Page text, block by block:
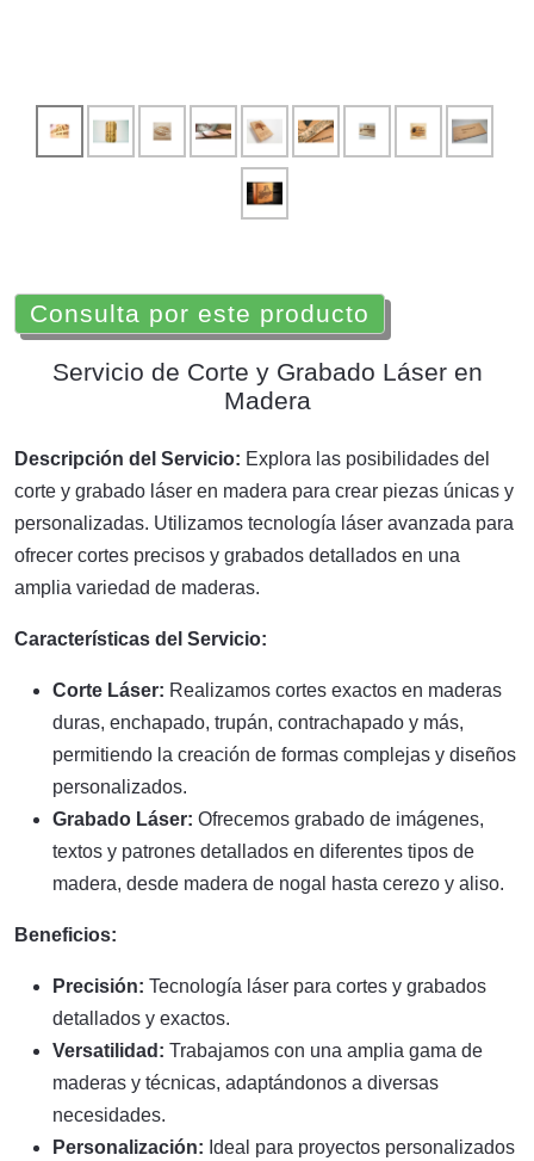
Consulta por este producto
Servicio de Corte y Grabado Láser en
Madera
Descripción del Servicio: Explora las posibilidades del
corte y grabado láser en madera para crear piezas únicas y
personalizadas. Utilizamos tecnología láser avanzada para
ofrecer cortes precisos y grabados detallados en una
amplia variedad de maderas.
Características del Servicio:
Corte Láser: Realizamos cortes exactos en maderas
duras, enchapado, trupán, contrachapado y más,
permitiendo la creación de formas complejas y diseños
personalizados.
Grabado Láser: Ofrecemos grabado de imágenes,
textos y patrones detallados en diferentes tipos de
madera, desde madera de nogal hasta cerezo y aliso.
Beneficios:
Precisión: Tecnología láser para cortes y grabados
detallados y exactos.
Versatilidad: Trabajamos con una amplia gama de
maderas y técnicas, adaptándonos a diversas
necesidades.
Personalización: Ideal para proyectos personalizados